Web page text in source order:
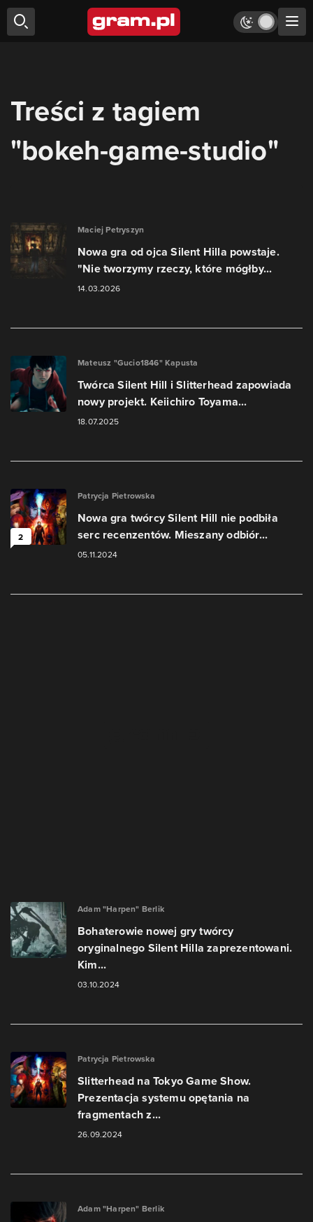
Treści z tagiem
"bokeh-game-studio"
Maciej Petryszyn
Nowa gra od ojca Silent Hilla powstaje.
"Nie tworzymy rzeczy, które mógłby...
14.03.2026
Mateusz "Gucio1846" Kapusta
Twórca Silent Hill i Slitterhead zapowiada
nowy projekt. Keiichiro Toyama...
18.07.2025
2
Patrycja Pietrowska
Nowa gra twórcy Silent Hill nie podbiła
serc recenzentów. Mieszany odbiór...
05.11.2024
Adam "Harpen" Berlik
Bohaterowie nowej gry twórcy
oryginalnego Silent Hilla zaprezentowani.
Kim...
03.10.2024
Patrycja Pietrowska
Slitterhead na Tokyo Game Show.
Prezentacja systemu opętania na
fragmentach z...
26.09.2024
Adam "Harpen" Berlik